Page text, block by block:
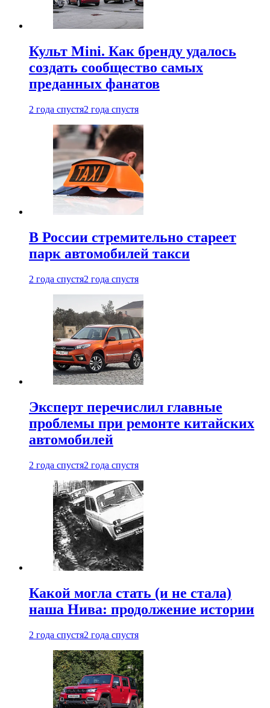
Культ Mini. Как бренду удалось
создать сообщество самых
преданных фанатов
2 года спустя2 года спустя
В России стремительно стареет
парк автомобилей такси
2 года спустя2 года спустя
Эксперт перечислил главные
проблемы при ремонте китайских
автомобилей
2 года спустя2 года спустя
Какой могла стать (и не стала)
наша Нива: продолжение истории
2 года спустя2 года спустя